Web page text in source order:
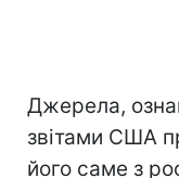
Джерела,
звітами США
його саме з